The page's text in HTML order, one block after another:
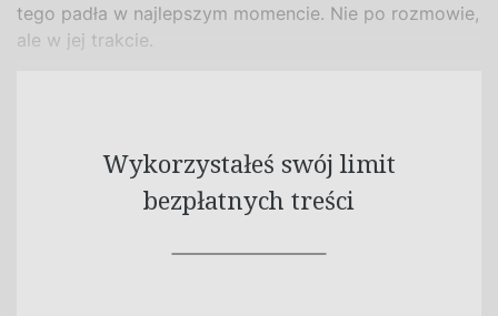
tego padła w najlepszym momencie. Nie po rozmowie,
ale w jej trakcie.
Wykorzystałeś swój limit
bezpłatnych treści